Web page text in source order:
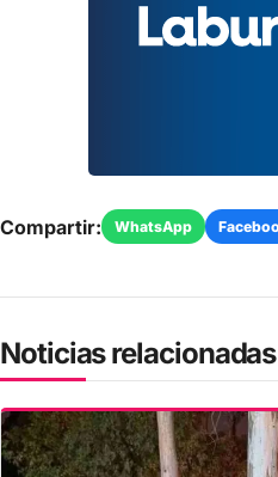
Compartir: WhatsApp
Noticias relacionadas